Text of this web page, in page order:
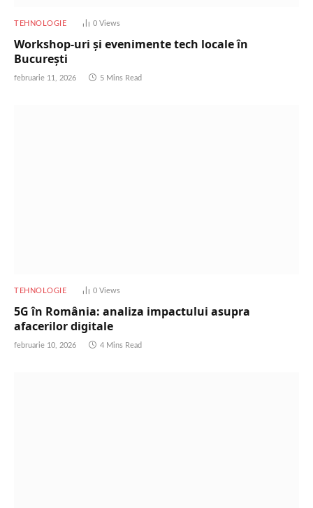
TEHNOLOGIE 0 Views
Workshop-uri și evenimente tech locale în
București
februarie 11, 2026 5 Mins Read
TEHNOLOGIE 0 Views
5G în România: analiza impactului asupra
afacerilor digitale
februarie 10, 2026 4 Mins Read